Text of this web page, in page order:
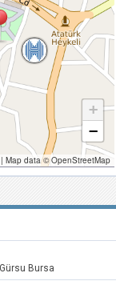
+
−
| Map data ©OpenStreetMap
Bursa